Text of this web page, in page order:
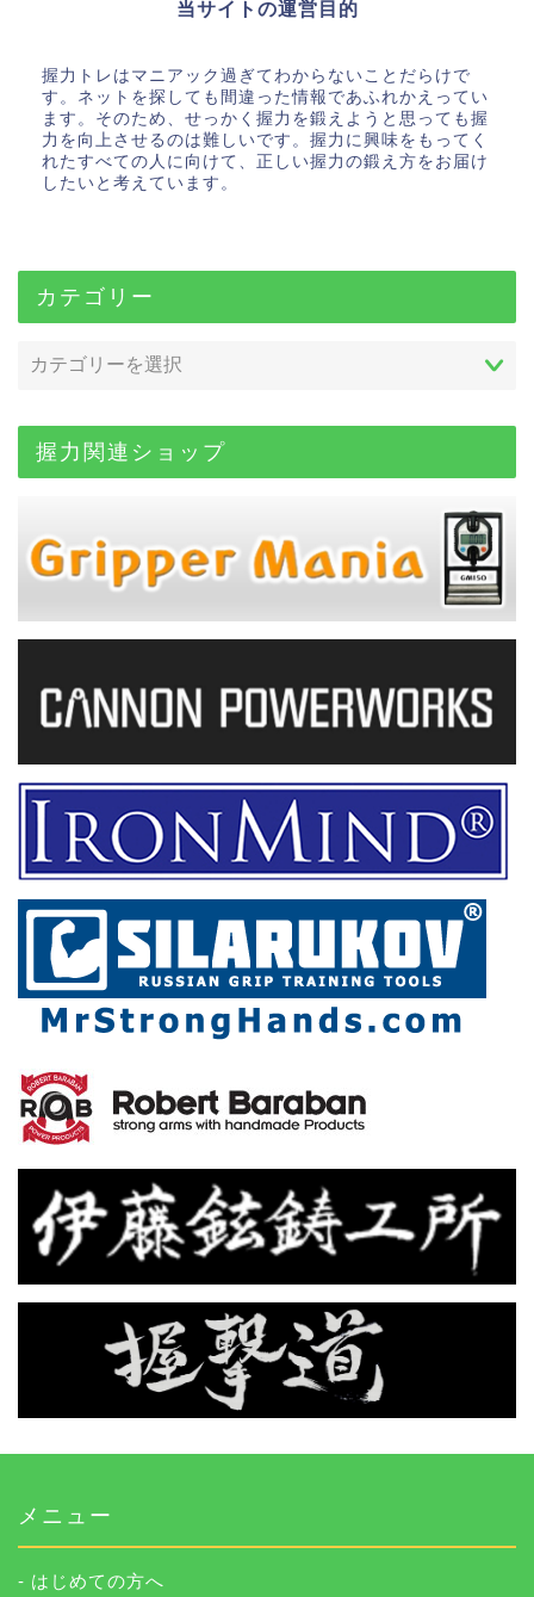
当サイトの運営目的
握力トレはマニアック過ぎてわからないことだらけで
す。ネットを探しても間違った情報であふれかえってい
ます。そのため、せっかく握力を鍛えようと思っても握
力を向上させるのは難しいです。握力に興味をもってく
れたすべての人に向けて、正しい握力の鍛え方をお届け
したいと考えています。
カテゴリー
握力関連ショップ
メニュー
- はじめての方へ